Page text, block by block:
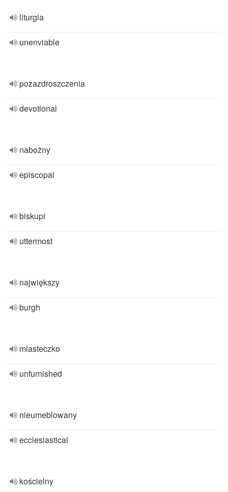
liturgia
unenviable
pozazdroszczenia
devotional
nabożny
episcopal
biskupi
uttermost
największy
burgh
miasteczko
unfurnished
nieumeblowany
ecclesiastical
kościelny